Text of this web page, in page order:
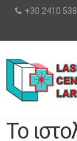
+30 2410
Το